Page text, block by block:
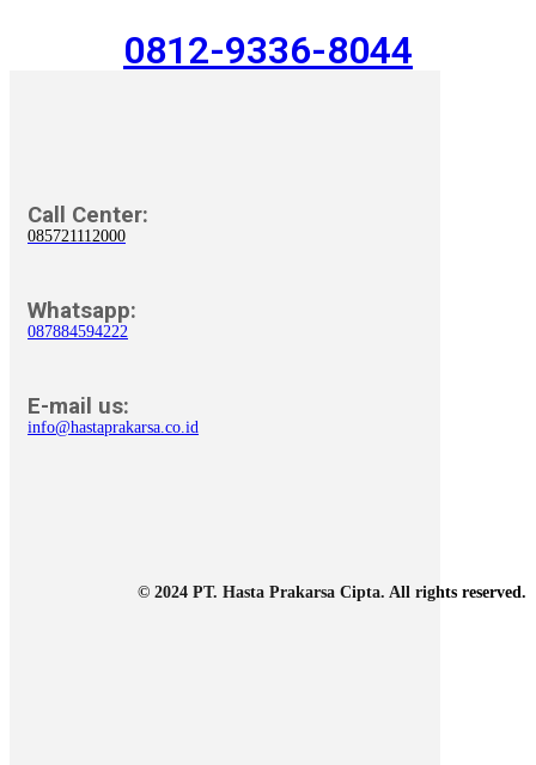
0812-9336-8044
Call Center:
085721112000
Whatsapp:
087884594222
E-mail us:
info@hastaprakarsa.co.id
© 2024 PT. Hasta Prakarsa Cipta. All rights reserved.